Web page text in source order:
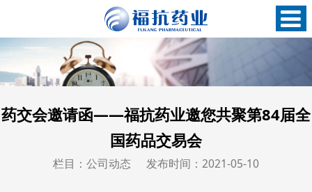
药交会邀请函——福抗药业邀您共聚第84届全
国药品交易会
栏目：公司动态 发布时间：2021-05-10